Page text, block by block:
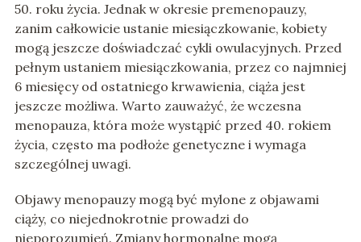
50. roku życia. Jednak w okresie premenopauzy,
zanim całkowicie ustanie miesiączkowanie, kobiety
mogą jeszcze doświadczać cykli owulacyjnych. Przed
pełnym ustaniem miesiączkowania, przez co najmniej
6 miesięcy od ostatniego krwawienia, ciąża jest
jeszcze możliwa. Warto zauważyć, że wczesna
menopauza, która może wystąpić przed 40. rokiem
życia, często ma podłoże genetyczne i wymaga
szczególnej uwagi.
Objawy menopauzy mogą być mylone z objawami
ciąży, co niejednokrotnie prowadzi do
nieporozumień. Zmiany hormonalne mogą